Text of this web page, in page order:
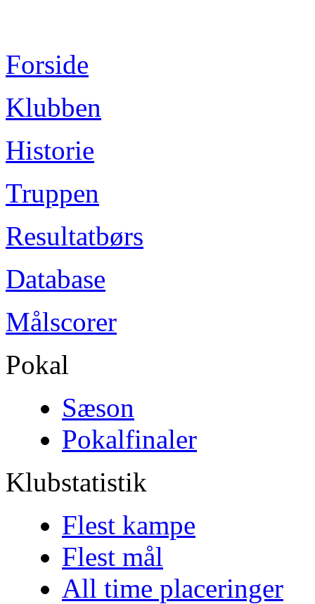
Forside
Klubben
Historie
Truppen
Resultatbørs
Database
Målscorer
Pokal
Sæson
Pokalfinaler
Klubstatistik
Flest kampe
Flest mål
All time placeringer